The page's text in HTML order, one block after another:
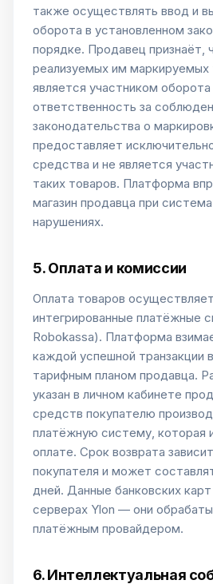
также осуществлять ввод и
оборота в установленном
порядке. Продавец признаёт,
реализуемых им маркируемых
является участником
ответственность за
законодательства о
предоставляет
средства и не является
таких товаров. Платформа
магазин продавца при
нарушениях.
5. Оплата и комиссии
Оплата товаров
интегрированные платёжные
Robokassa). Платформа
каждой успешной транзакции
тарифным планом продавца.
указан в личном кабинете
средств покупателю
платёжную систему, которая
оплате. Срок возврата
покупателя и может
дней. Данные банковских
серверах Ylon — они
платёжным провайдером.
6. Интеллектуальная